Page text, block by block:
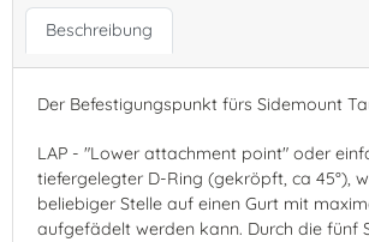
Beschreibung
Der Befestigungspunkt fürs Sidemount
LAP - "Lower attachment point" oder
tiefergelegter D-Ring (gekröpft, ca 45°),
beliebiger Stelle auf einen Gurt mit
aufgefädelt werden kann. Durch die fünf